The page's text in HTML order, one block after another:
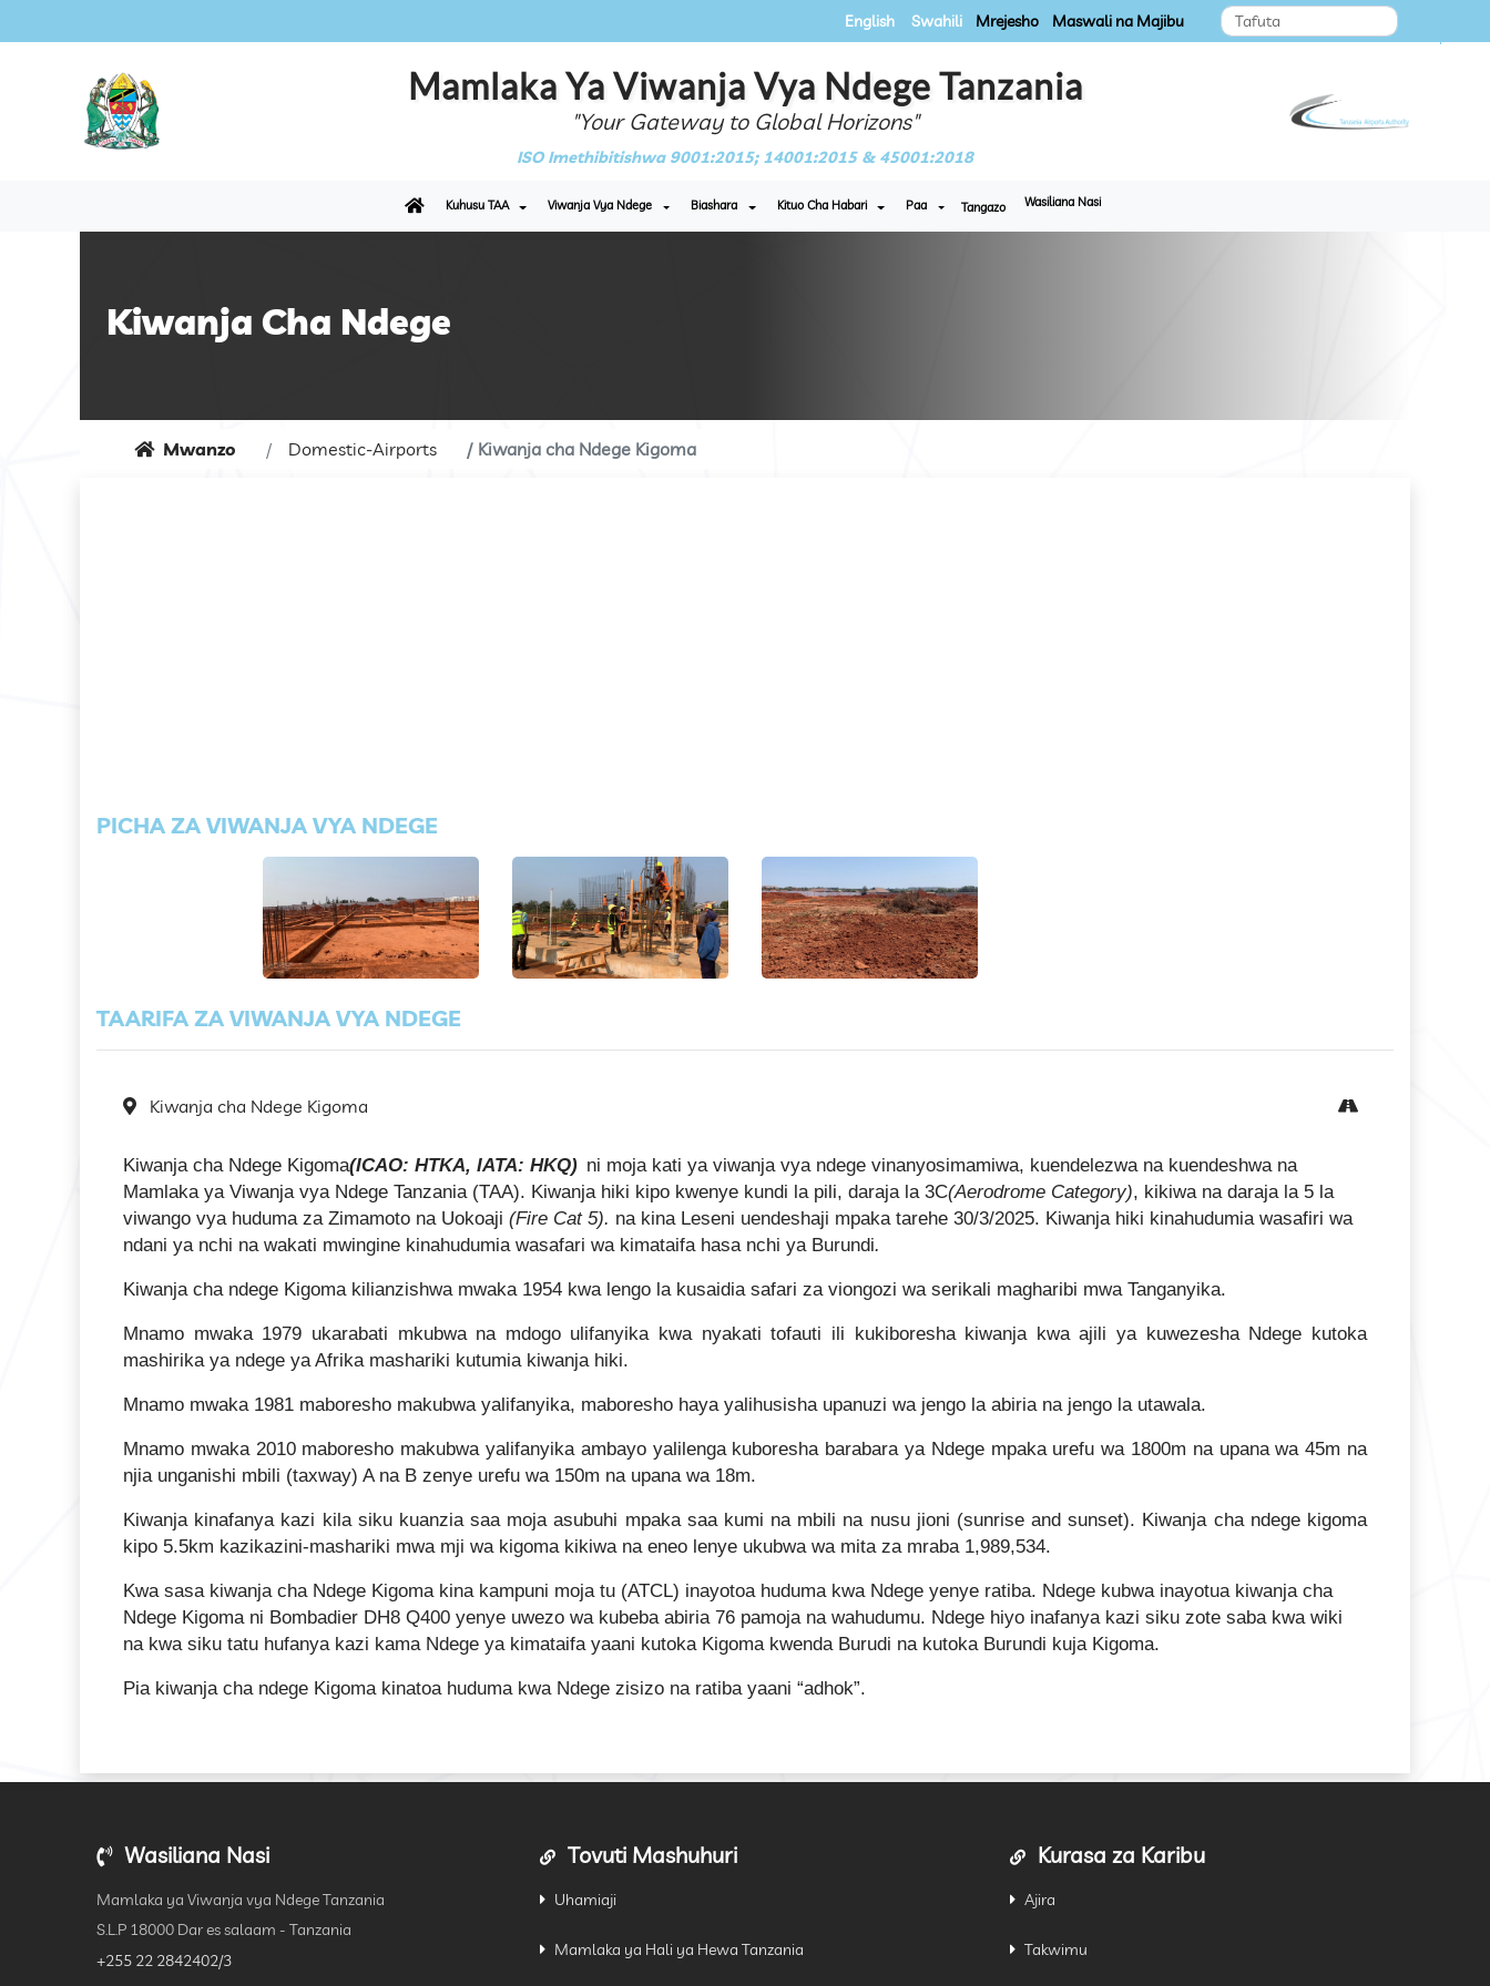
English Swahili Mrejesho Maswali na Majibu
Mamlaka Ya Viwanja Vya Ndege Tanzania
"Your Gateway to Global Horizons"
ISO Imethibitishwa 9001:2015; 14001:2015 & 45001:2018
Kuhusu TAA Viwanja Vya Ndege Biashara Kituo Cha Habari Paa Tangazo Wasiliana Nasi
Kiwanja Cha Ndege
Mwanzo Domestic-Airports Kiwanja cha Ndege Kigoma
PICHA ZA VIWANJA VYA NDEGE
TAARIFA ZA VIWANJA VYA NDEGE
Kiwanja cha Ndege Kigoma
Kiwanja cha Ndege Kigoma(ICAO: HTKA, IATA: HKQ) ni moja kati ya viwanja vya ndege vinanyosimamiwa, kuendelezwa na kuendeshwa na
Mamlaka ya Viwanja vya Ndege Tanzania (TAA). Kiwanja hiki kipo kwenye kundi la pili, daraja la 3C(Aerodrome Category), kikiwa na daraja la 5 la
viwango vya huduma za Zimamoto na Uokoaji (Fire Cat 5). na kina Leseni uendeshaji mpaka tarehe 30/3/2025. Kiwanja hiki kinahudumia wasafiri wa
ndani ya nchi na wakati mwingine kinahudumia wasafari wa kimataifa hasa nchi ya Burundi.
Kiwanja cha ndege Kigoma kilianzishwa mwaka 1954 kwa lengo la kusaidia safari za viongozi wa serikali magharibi mwa Tanganyika.
Mnamo mwaka 1979 ukarabati mkubwa na mdogo ulifanyika kwa nyakati tofauti ili kukiboresha kiwanja kwa ajili ya kuwezesha Ndege kutoka
mashirika ya ndege ya Afrika mashariki kutumia kiwanja hiki.
Mnamo mwaka 1981 maboresho makubwa yalifanyika, maboresho haya yalihusisha upanuzi wa jengo la abiria na jengo la utawala.
Mnamo mwaka 2010 maboresho makubwa yalifanyika ambayo yalilenga kuboresha barabara ya Ndege mpaka urefu wa 1800m na upana wa 45m na
njia unganishi mbili (taxway) A na B zenye urefu wa 150m na upana wa 18m.
Kiwanja kinafanya kazi kila siku kuanzia saa moja asubuhi mpaka saa kumi na mbili na nusu jioni (sunrise and sunset). Kiwanja cha ndege kigoma
kipo 5.5km kazikazini-mashariki mwa mji wa kigoma kikiwa na eneo lenye ukubwa wa mita za mraba 1,989,534.
Kwa sasa kiwanja cha Ndege Kigoma kina kampuni moja tu (ATCL) inayotoa huduma kwa Ndege yenye ratiba. Ndege kubwa inayotua kiwanja cha
Ndege Kigoma ni Bombadier DH8 Q400 yenye uwezo wa kubeba abiria 76 pamoja na wahudumu. Ndege hiyo inafanya kazi siku zote saba kwa wiki
na kwa siku tatu hufanya kazi kama Ndege ya kimataifa yaani kutoka Kigoma kwenda Burudi na kutoka Burundi kuja Kigoma.
Pia kiwanja cha ndege Kigoma kinatoa huduma kwa Ndege zisizo na ratiba yaani “adhok”.
Wasiliana Nasi
Mamlaka ya Viwanja vya Ndege Tanzania
S.L.P 18000 Dar es salaam - Tanzania
+255 22 2842402/3
Tovuti Mashuhuri
Uhamiaji
Mamlaka ya Hali ya Hewa Tanzania
Kurasa za Karibu
Ajira
Takwimu